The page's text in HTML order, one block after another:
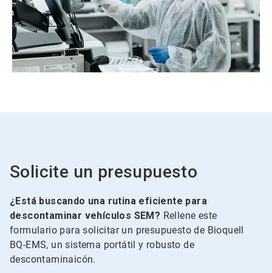
Solicite un presupuesto
¿Está buscando una rutina eficiente para
descontaminar vehículos SEM? Rellene este
formulario para solicitar un presupuesto de Bioquell
BQ-EMS, un sistema portátil y robusto de
descontaminaicón.